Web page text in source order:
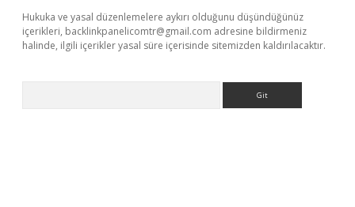
Hukuka ve yasal düzenlemelere aykırı olduğunu düşündüğünüz
içerikleri, backlinkpanelicomtr@gmail.com adresine bildirmeniz
halinde, ilgili içerikler yasal süre içerisinde sitemizden kaldırılacaktır.